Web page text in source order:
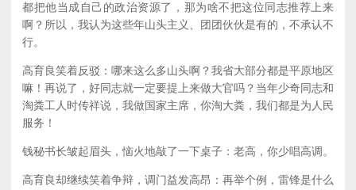
都把他当成自己的政治资源了，那为啥不把这位同志推荐上来
啊？所以，我认为这些年山头主义、团团伙伙是有的，不承认不
行。
高育良笑着反驳：哪来这么多山头啊？我省大部分都是平原地区
嘛！再说了，好同志就一定要提上来做大官吗？当年少奇同志和
淘粪工人时传祥说，我做国家主席，你淘大粪，我们都是为人民
服务！
钱秘书长皱起眉头，恼火地敲了一下桌子：老高，你少唱高调。
高育良却继续笑着争辩，调门益发高昂：再举个例，雷锋是什么